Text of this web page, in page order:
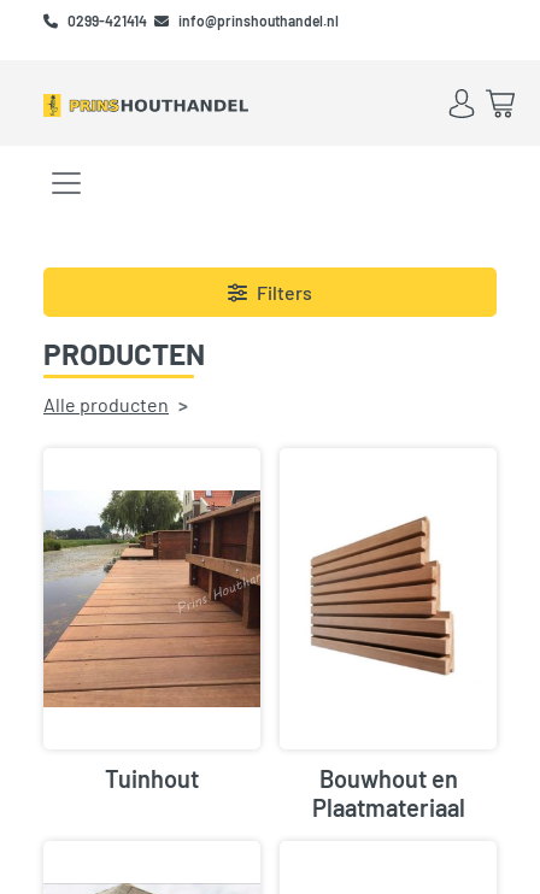
Skip to main content
Skip to footer
0299-421414 info@prinshouthandel.nl
Account
Menu openen/sluiten
Filters
PRODUCTEN
Alle producten
Tuinhout
Bouwhout en
Plaatmateriaal